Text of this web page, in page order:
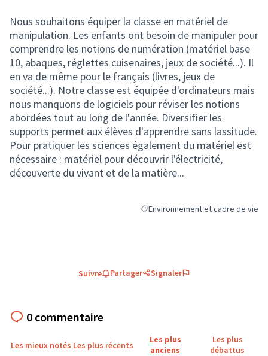
Nous souhaitons équiper la classe en matériel de
manipulation. Les enfants ont besoin de manipuler pour
comprendre les notions de numération (matériel base
10, abaques, réglettes cuisenaires, jeux de société...). Il
en va de même pour le français (livres, jeux de
société...). Notre classe est équipée d'ordinateurs mais
nous manquons de logiciels pour réviser les notions
abordées tout au long de l'année. Diversifier les
supports permet aux élèves d'apprendre sans lassitude.
Pour pratiquer les sciences également du matériel est
nécessaire : matériel pour découvrir l'électricité,
découverte du vivant et de la matière...
Filtrer les résultats de la catégorie
Environnement et cadre de vie
Suivre Partager Signaler
0 commentaire
Les mieux notés Les plus récents
Les plus
anciens
Les plus
débattus